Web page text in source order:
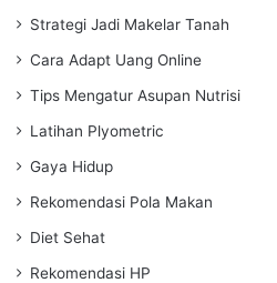
Strategi Jadi Makelar Tanah
Cara Adapt Uang Online
Tips Mengatur Asupan Nutrisi
Latihan Plyometric
Gaya Hidup
Rekomendasi Pola Makan
Diet Sehat
Rekomendasi HP